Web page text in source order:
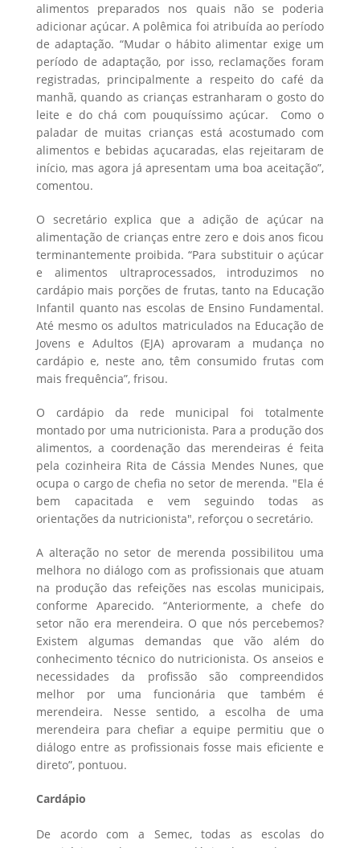
alimentos preparados nos quais não se poderia
adicionar açúcar. A polêmica foi atribuída ao período
de adaptação. “Mudar o hábito alimentar exige um
período de adaptação, por isso, reclamações foram
registradas, principalmente a respeito do café da
manhã, quando as crianças estranharam o gosto do
leite e do chá com pouquíssimo açúcar. Como o
paladar de muitas crianças está acostumado com
alimentos e bebidas açucaradas, elas rejeitaram de
início, mas agora já apresentam uma boa aceitação”,
comentou.
O secretário explica que a adição de açúcar na
alimentação de crianças entre zero e dois anos ficou
terminantemente proibida. “Para substituir o açúcar
e alimentos ultraprocessados, introduzimos no
cardápio mais porções de frutas, tanto na Educação
Infantil quanto nas escolas de Ensino Fundamental.
Até mesmo os adultos matriculados na Educação de
Jovens e Adultos (EJA) aprovaram a mudança no
cardápio e, neste ano, têm consumido frutas com
mais frequência”, frisou.
O cardápio da rede municipal foi totalmente
montado por uma nutricionista. Para a produção dos
alimentos, a coordenação das merendeiras é feita
pela cozinheira Rita de Cássia Mendes Nunes, que
ocupa o cargo de chefia no setor de merenda. "Ela é
bem capacitada e vem seguindo todas as
orientações da nutricionista", reforçou o secretário.
A alteração no setor de merenda possibilitou uma
melhora no diálogo com as profissionais que atuam
na produção das refeições nas escolas municipais,
conforme Aparecido. “Anteriormente, a chefe do
setor não era merendeira. O que nós percebemos?
Existem algumas demandas que vão além do
conhecimento técnico do nutricionista. Os anseios e
necessidades da profissão são compreendidos
melhor por uma funcionária que também é
merendeira. Nesse sentido, a escolha de uma
merendeira para chefiar a equipe permitiu que o
diálogo entre as profissionais fosse mais eficiente e
direto”, pontuou.
Cardápio
De acordo com a Semec, todas as escolas do